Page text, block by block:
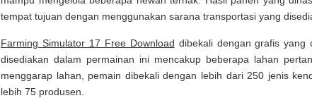
tempat tujuan dengan menggunakan sarana transportasi yang
Farming Simulator 17 Free Download dibekali dengan grafis yang
disediakan dalam permainan ini mencakup beberapa lahan
menggarap lahan, pemain dibekali dengan lebih dari 250 jenis
lebih 75 produsen.